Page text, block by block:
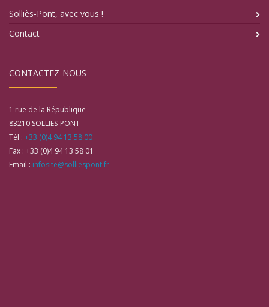
Solliès-Pont, avec vous !
Contact
CONTACTEZ-NOUS
1 rue de la République
83210 SOLLIES-PONT
Tél : +33 (0)4 94 13 58 00
Fax : +33 (0)4 94 13 58 01
Email : infosite@solliespont.fr